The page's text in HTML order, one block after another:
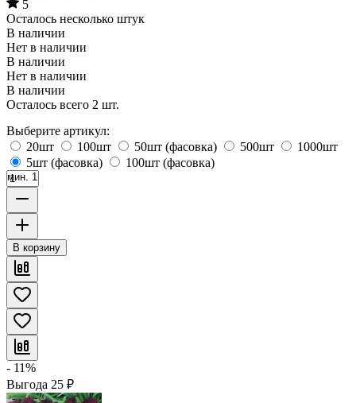
5
Осталось несколько штук
В наличии
Нет в наличии
В наличии
Нет в наличии
В наличии
Осталось всего 2 шт.
Выберите артикул:
20шт
100шт 50шт (фасовка) 500шт
1000шт
5шт (фасовка)
100шт (фасовка)
мин. 1
В корзину
- 11%
Выгода 25 ₽